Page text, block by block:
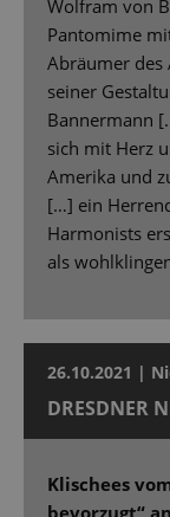
Wolfram von
Pantomime
Abräumer des
seiner
Bannermann
sich mit Herz
Amerika und
[…] ein
Harmonists
als
26.10.2021 |
DRESDNER
Klischees